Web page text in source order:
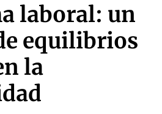
laboral: un
equilibrios
la